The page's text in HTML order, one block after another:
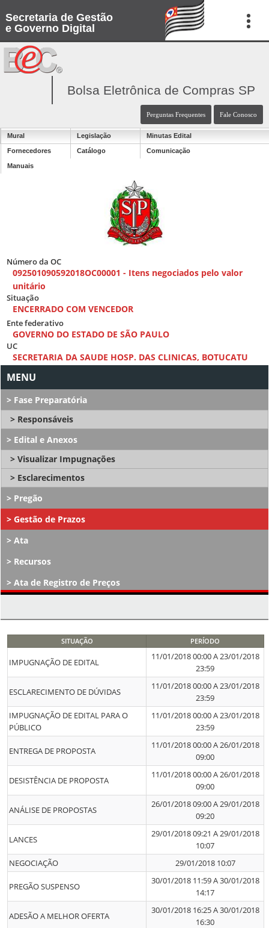
Secretaria de Gestão
e Governo Digital
Bolsa Eletrônica de Compras SP
Perguntas Frequentes Fale Conosco
Mural Legislação Minutas Edital
Fornecedores Catálogo Comunicação
Manuais
Número da OC
092501090592018OC00001 - Itens negociados pelo valor
unitário
Situação
ENCERRADO COM VENCEDOR
Ente federativo
GOVERNO DO ESTADO DE SÃO PAULO
UC
SECRETARIA DA SAUDE HOSP. DAS CLINICAS, BOTUCATU
Fase Preparatória
Responsáveis
Edital e Anexos
Visualizar Impugnações
Esclarecimentos
Pregão
Gestão de Prazos
Ata
Recursos
Ata de Registro de Preços
SITUAÇÃO PERÍODO
IMPUGNAÇÃO DE EDITAL
11/01/2018 00:00 A 23/01/2018
23:59
ESCLARECIMENTO DE DÚVIDAS
11/01/2018 00:00 A 23/01/2018
23:59
IMPUGNAÇÃO DE EDITAL PARA O
PÚBLICO
11/01/2018 00:00 A 23/01/2018
23:59
ENTREGA DE PROPOSTA
11/01/2018 00:00 A 26/01/2018
09:00
DESISTÊNCIA DE PROPOSTA
11/01/2018 00:00 A 26/01/2018
09:00
ANÁLISE DE PROPOSTAS
26/01/2018 09:00 A 29/01/2018
09:20
LANCES
29/01/2018 09:21 A 29/01/2018
10:07
NEGOCIAÇÃO
29/01/2018 10:07
PREGÃO SUSPENSO
30/01/2018 11:59 A 30/01/2018
14:17
ADESÃO A MELHOR OFERTA
30/01/2018 16:25 A 30/01/2018
16:30